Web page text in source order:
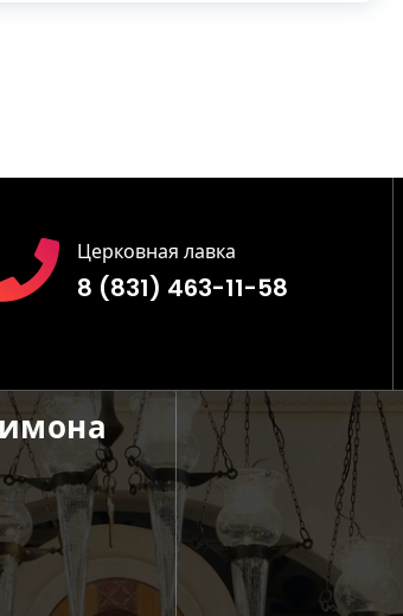
Церковная лавка
8 (831) 463-11-58